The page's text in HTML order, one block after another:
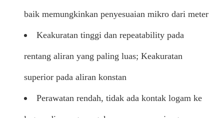
baik memungkinkan penyesuaian mikro dari meter
Keakuratan tinggi dan repeatability pada
rentang aliran yang paling luas; Keakuratan
superior pada aliran konstan
Perawatan rendah, tidak ada kontak logam ke